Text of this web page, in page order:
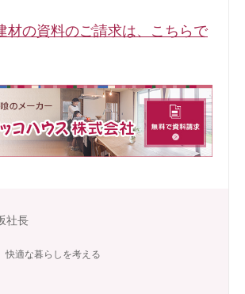
材の資料のご請求は、こちらで
社長
快適な暮らしを考える